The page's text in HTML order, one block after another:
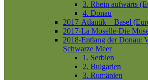
3. Rhein aufwärts
4. Donau
2017-Atlantik – Basel
2017-La Moselle-Die
2018-Entlang der Donau:
Schwarze Meer
1. Serbien
2. Bulgarien
3. Rumänien